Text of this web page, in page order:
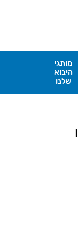
מותגי
היבוא
שלנו